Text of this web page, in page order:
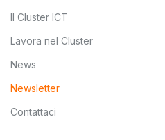
Il Cluster ICT
Lavora nel Cluster
News
Newsletter
Contattaci